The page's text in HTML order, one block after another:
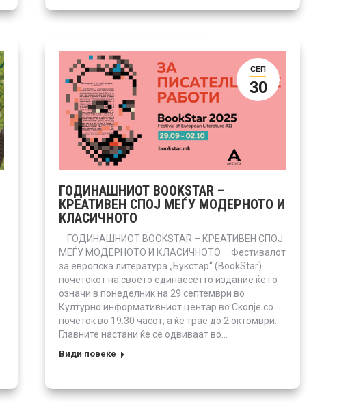
СЕП
30
ГОДИНАШНИОТ BOOKSTAR –
КРЕАТИВЕН СПОЈ МЕЃУ МОДЕРНОТО И
КЛАСИЧНОТО
ГОДИНАШНИОТ BOOKSTAR – КРЕАТИВЕН СПОЈ
МЕЃУ МОДЕРНОТО И КЛАСИЧНОТО Фестивалот
за европска литература „Букстар“ (BookStar)
почетокот на своето единаесетто издание ќе го
означи в понеделник на 29 септември во
Културно информативниот центар во Скопје со
почеток во 19.30 часот, а ќе трае до 2 октомври.
Главните настани ќе се одвиваат во…
Види повеќе